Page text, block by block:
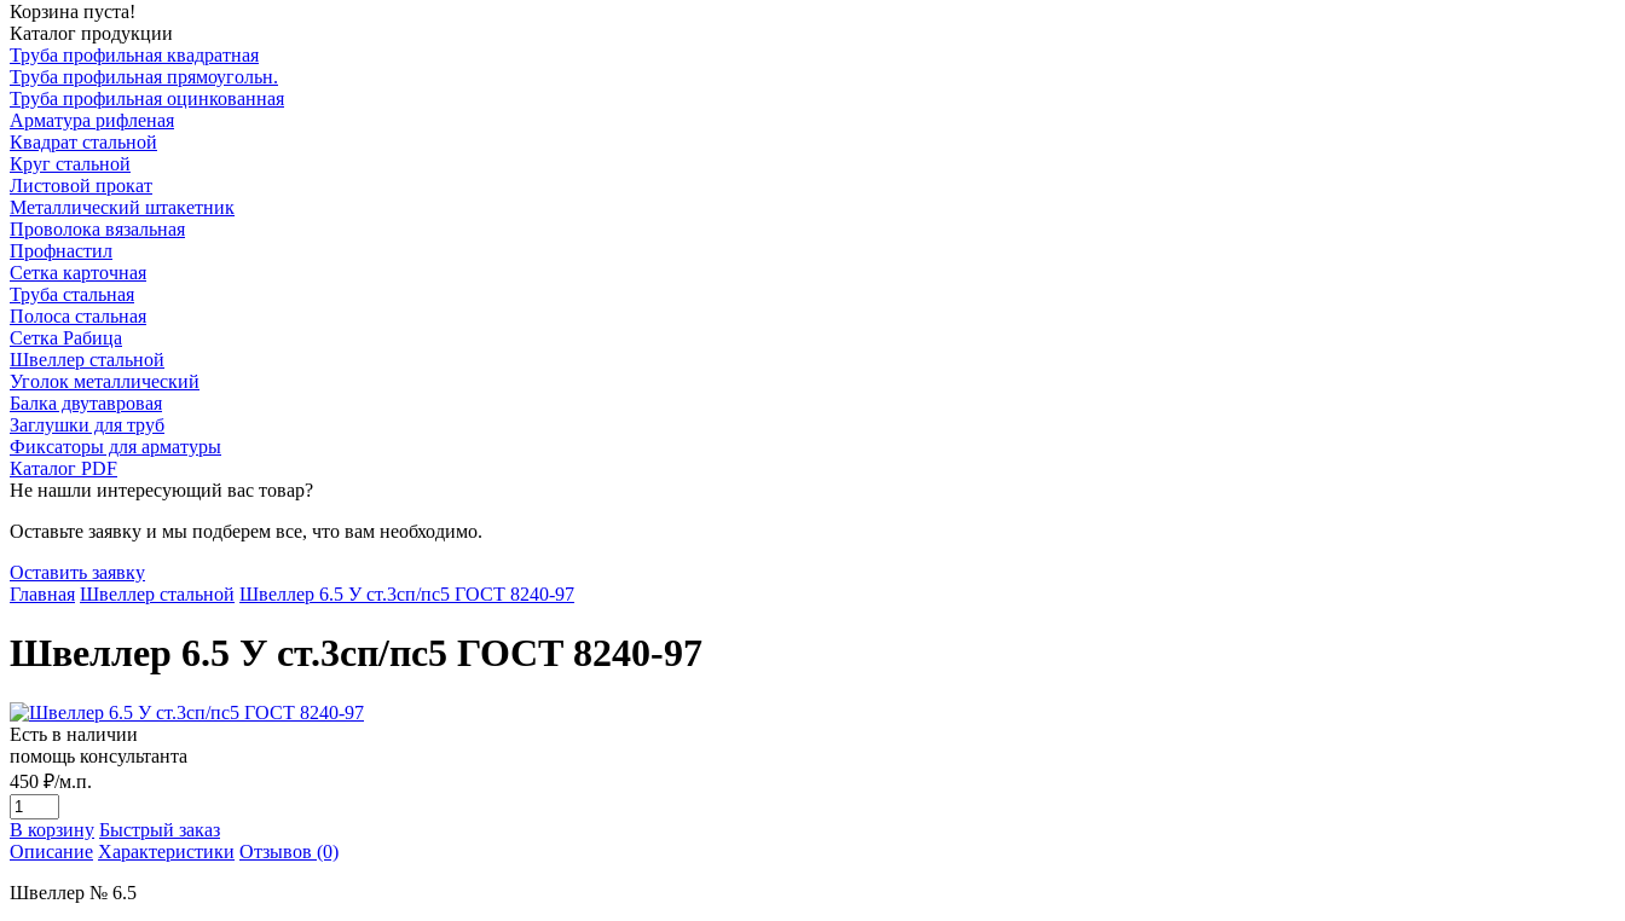
Корзина пуста!
Каталог продукции
Труба профильная квадратная
Труба профильная прямоугольн.
Труба профильная оцинкованная
Арматура рифленая
Квадрат стальной
Круг стальной
Листовой прокат
Металлический штакетник
Проволока вязальная
Профнастил
Сетка карточная
Труба стальная
Полоса стальная
Сетка Рабица
Швеллер стальной
Уголок металлический
Балка двутавровая
Заглушки для труб
Фиксаторы для арматуры
Каталог PDF
Не нашли интересующий вас товар?
Оставьте заявку и мы подберем все, что вам необходимо.
Оставить заявку
Главная Швеллер стальной Швеллер 6.5 У ст.3сп/пс5 ГОСТ 8240-97
Швеллер 6.5 У ст.3сп/пс5 ГОСТ 8240-97
Есть в наличии
помощь консультанта
450 ₽/м.п.
В корзину Быстрый заказ
Описание Характеристики Отзывов (0)
Швеллер № 6.5